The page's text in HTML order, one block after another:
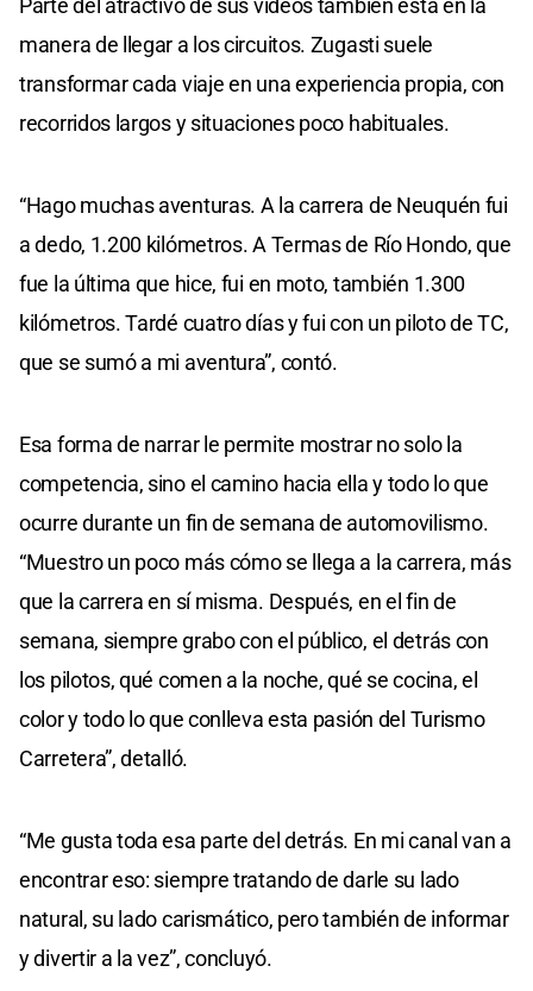
Parte del atractivo de sus videos también está en la
manera de llegar a los circuitos. Zugasti suele
transformar cada viaje en una experiencia propia, con
recorridos largos y situaciones poco habituales.
“Hago muchas aventuras. A la carrera de Neuquén fui
a dedo, 1.200 kilómetros. A Termas de Río Hondo, que
fue la última que hice, fui en moto, también 1.300
kilómetros. Tardé cuatro días y fui con un piloto de TC,
que se sumó a mi aventura”, contó.
Esa forma de narrar le permite mostrar no solo la
competencia, sino el camino hacia ella y todo lo que
ocurre durante un fin de semana de automovilismo.
“Muestro un poco más cómo se llega a la carrera, más
que la carrera en sí misma. Después, en el fin de
semana, siempre grabo con el público, el detrás con
los pilotos, qué comen a la noche, qué se cocina, el
color y todo lo que conlleva esta pasión del Turismo
Carretera”, detalló.
“Me gusta toda esa parte del detrás. En mi canal van a
encontrar eso: siempre tratando de darle su lado
natural, su lado carismático, pero también de informar
y divertir a la vez”, concluyó.